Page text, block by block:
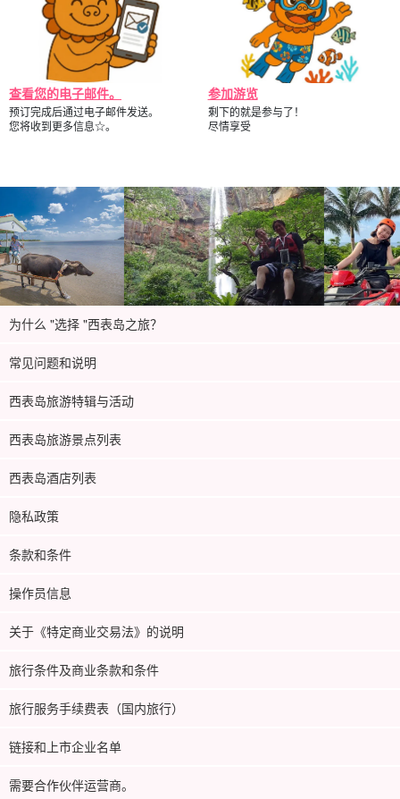
查看您的电子邮件。
预订完成后通过电子邮件发送。
您将收到更多信息☆。
参加游览
剩下的就是参与了！
尽情享受
为什么 "选择 "西表岛之旅？
常见问题和说明
西表岛旅游特辑与活动
西表岛旅游景点列表
西表岛酒店列表
隐私政策
条款和条件
操作员信息
关于《特定商业交易法》的说明
旅行条件及商业条款和条件
旅行服务手续费表（国内旅行）
链接和上市企业名单
需要合作伙伴运营商。